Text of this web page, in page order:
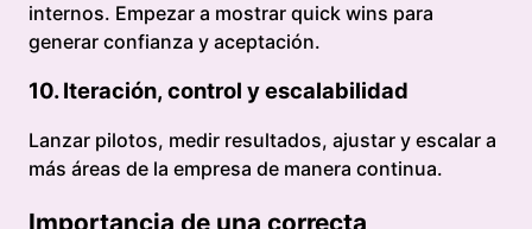
internos. Empezar a mostrar quick wins para
generar confianza y aceptación.
10. Iteración, control y escalabilidad
Lanzar pilotos, medir resultados, ajustar y escalar a
más áreas de la empresa de manera continua.
Importancia de una correcta